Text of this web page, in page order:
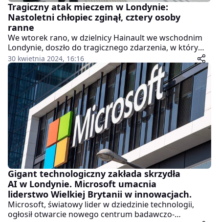
Tragiczny atak mieczem w Londynie:
Nastoletni chłopiec zginął, cztery osoby
ranne
We wtorek rano, w dzielnicy Hainault we wschodnim
Londynie, doszło do tragicznego zdarzenia, w którym
zginął 14-letni chłopiec, a cztery inne osoby, w tym
dwóch funkcjonariuszy policji, zostały ranne. Sprawca
ataku, uzbrojony w miecz, został aresztowany przez
policję po tym, jak został obezwładniony
paralizatorem.
30 kwietnia 2024, 16:16
Gigant technologiczny zakłada skrzydła
AI w Londynie. Microsoft umacnia
liderstwo Wielkiej Brytanii w innowacjach.
Microsoft, światowy lider w dziedzinie technologii,
ogłosił otwarcie nowego centrum badawczo-